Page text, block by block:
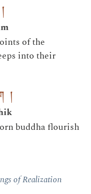
of the
into their
།
buddha flourish
of Realization